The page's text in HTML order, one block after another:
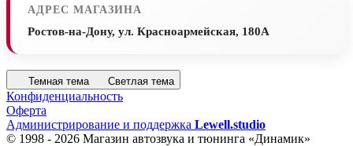
АДРЕС МАГАЗИНА
Ростов-на-Дону, ул. Красноармейская, 180А
Темная тема Светлая тема
Конфиденциальность
Оферта
Администрирование и поддержка Lewell.studio
© 1998 - 2026 Магазин автозвука и тюнинга «Динамик»